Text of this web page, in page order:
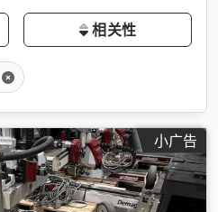
相关性
小广告